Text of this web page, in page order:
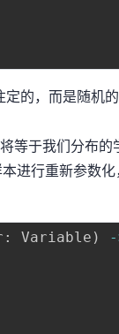
的，而是随机
于我们分布的
进行重新参数
: Variable ) -